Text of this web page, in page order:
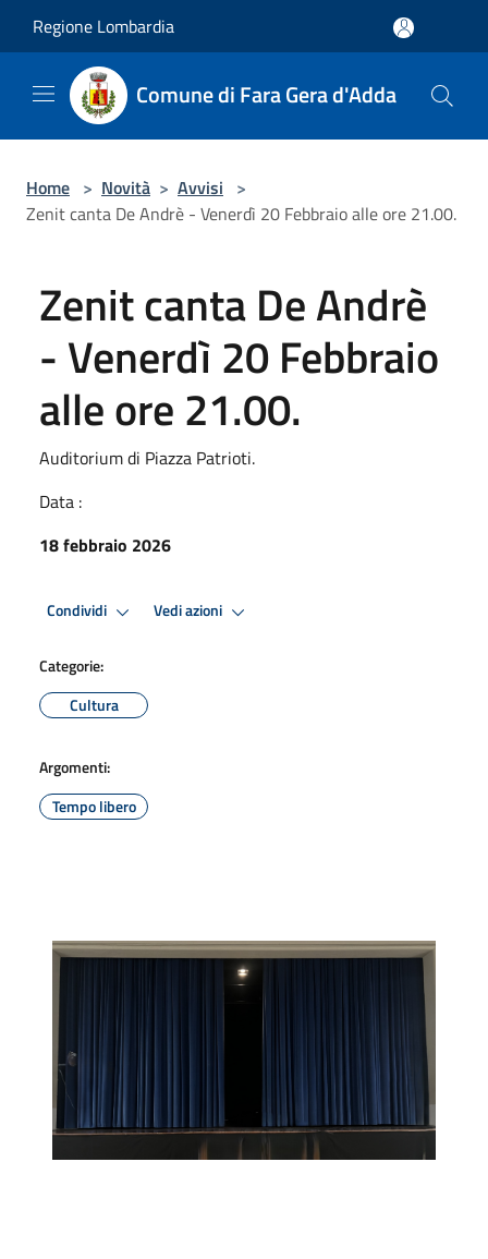
Regione Lombardia
Comune di Fara Gera d'Adda
Home > Novità > Avvisi >
Zenit canta De Andrè - Venerdì 20 Febbraio alle ore 21.00.
Zenit canta De Andrè
- Venerdì 20 Febbraio
alle ore 21.00.
Auditorium di Piazza Patrioti.
Data :
18 febbraio 2026
Condividi Vedi azioni
Categorie:
Cultura
Argomenti:
Tempo libero